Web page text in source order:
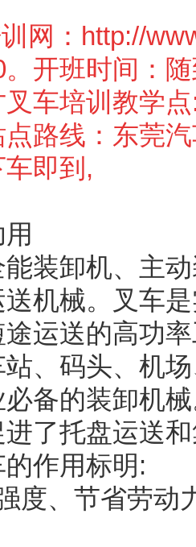
网： http://
。开班时间：
车培训教学
路线：东莞
即到,
装卸机、主
机械。叉车
运送的高功
、码头、机
备的装卸机
了托盘运送
作用标明:
度、节省劳动